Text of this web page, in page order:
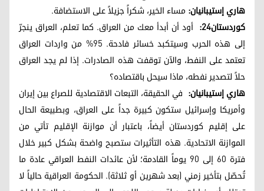
هاري إستيبانيان: مساء الخير، شكراً جزيلاً على الاستضافة.
كوردستان24:
أود أن أبدأ معك من العراق. كما تعلم، العراق ينجرّ
إلى هذه الحرب وسيتكبد خسائر فادحة. 95% من واردات العراق
تعتمد على النفط، والآن توقفت هذه الصادرات. إذا لم يجد العراق
حلاً لتصدير نفطه، ماذا سيحل باقتصاده؟
هاري إستيبانيان: في الحقيقة، التبعات الاقتصادية للصراع بين إيران
وأمريكا وإسرائيل ستكون كبيرة جداً على العراق، وبطبيعة الحال
على إقليم كوردستان أيضاً، باعتبار أن موازنة الإقليم تأتي من
الموازنة الاتحادية. هذه التأثيرات ستصبح واضحة بشكل كبير خلال
فترة 60 إلى 90 يوماً القادمة؛ لأن عائدات النفط العراقي عادة ما
تُحصّل بتأخير زمني (بعد شهرين أو ثلاثة). الحكومة العراقية حالياً لا